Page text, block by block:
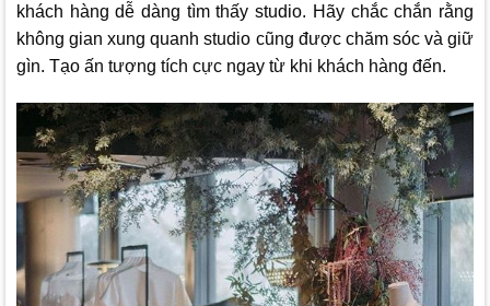
khách hàng dễ dàng tìm thấy studio. Hãy chắc chắn rằng
không gian xung quanh studio cũng được chăm sóc và giữ
gìn. Tạo ấn tượng tích cực ngay từ khi khách hàng đến.